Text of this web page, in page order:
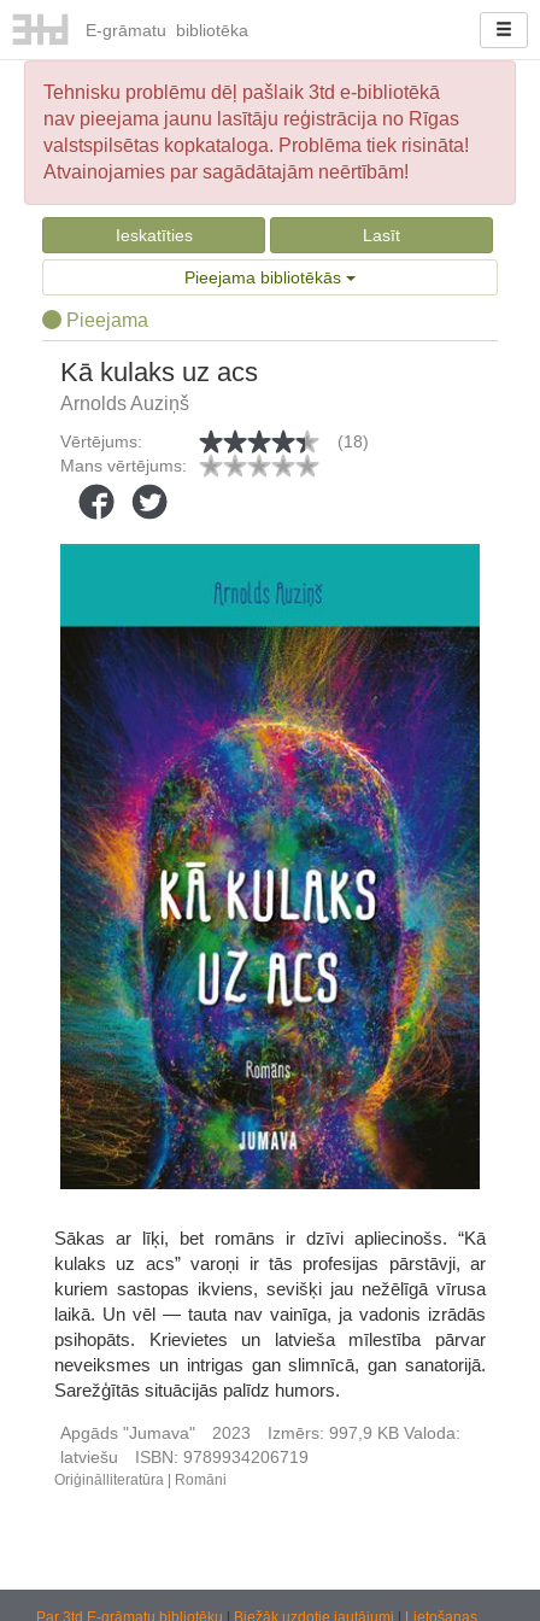
E-grāmatu bibliotēka
Tehnisku problēmu dēļ pašlaik 3td e-bibliotēkā
nav pieejama jaunu lasītāju reģistrācija no Rīgas
valstspilsētas kopkataloga. Problēma tiek risināta!
Atvainojamies par sagādātajām neērtībām!
Ieskatīties Lasīt
Pieejama bibliotēkās
Pieejama
Kā kulaks uz acs
Arnolds Auziņš
Vērtējums:
(18)
Mans vērtējums:
Sākas ar līķi, bet romāns ir dzīvi apliecinošs. “Kā
kulaks uz acs” varoņi ir tās profesijas pārstāvji, ar
kuriem sastopas ikviens, sevišķi jau nežēlīgā vīrusa
laikā. Un vēl — tauta nav vainīga, ja vadonis izrādās
psihopāts. Krievietes un latvieša mīlestība pārvar
neveiksmes un intrigas gan slimnīcā, gan sanatorijā.
Sarežģītās situācijās palīdz humors.
Apgāds "Jumava" 2023 Izmērs: 997,9 KB Valoda:
latviešu
ISBN: 9789934206719
Oriģinālliteratūra Romāni
Par 3td E-grāmatu bibliotēku Biežāk uzdotie jautājumi Lietošanas